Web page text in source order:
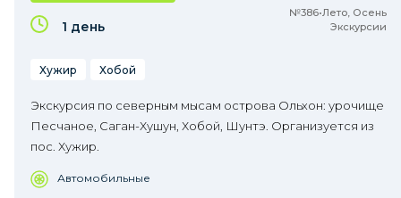
№386•Лето, Осень
Экскурсии
1 день
Хужир Хобой
Экскурсия по северным мысам острова Ольхон: урочище
Песчаное, Саган-Хушун, Хобой, Шунтэ. Организуется из
пос. Хужир.
Автомобильные